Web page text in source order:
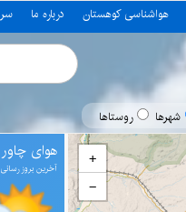
هواشناسی کوهستان درباره ما
شهرها روستاها
+
−
هوای چاور
آخرین بروز رسانی 15:0 1405/5/17